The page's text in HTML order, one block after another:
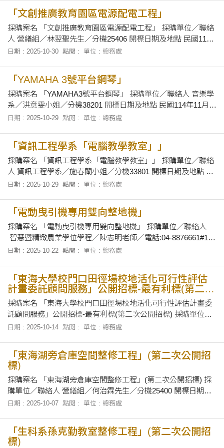
關文件。
「文創推廣教育園區電源配電工程」
採購案名 「文創推廣教育園區電源配電工程」 採購單位／聯絡
人 營繕組／林翌聖先生／分機25406 開標日期及地點 民國114
年11月7日上午10時30分正，在本校總務處會議室當眾開標。
標有關文件。
日期 : 2025-10-30 點閱 : 單位 : 總務處
「YAMAHA 3號平台鋼琴」
採購案名 「YAMAHA3號平台鋼琴」 採購單位／聯絡人 音樂學
系／洪意雯小姐／分機38201 開標日期及地點 民國114年11月7
日上午10時20分正，在本校總務處會議室當眾開標。 招標文件
系館M
日期 : 2025-10-29 點閱 : 單位 : 總務處
「資訊工程學系「電腦教學教室」」
採購案名 「資訊工程學系「電腦教學教室」」 採購單位／聯絡
人 資訊工程學系／施春蘭小姐／分機33801 開標日期及地點 民
國114年11月7日上午10時正，在本校總務處會議室當眾開標。
工程學系辦公
日期 : 2025-10-29 點閱 : 單位 : 總務處
「電動曳引機專用雙向整地機」
採購案名 「電動曳引機專用雙向整地機」 採購單位／聯絡人
智慧暨精緻農業學位學程／陳志明老師／電話:04-8876661#101
開標日期及地點 民國114年10月29日下午16時30分正，在本校
日期 : 2025-10-22 點閱 : 單位 : 總務處
「東海大學校門口田徑場校地活化可行性評估
計畫委託顧問服務」公開招標-最有利標(第二次
公開招標)
採購案名 「東海大學校門口田徑場校地活化可行性評估計畫委
託顧問服務」公開招標-最有利標(第二次公開招標) 採購單位／
聯絡人 總務處採資組／蕭雅菁小姐／電話:25502 開標日期及地
日期 : 2025-10-14 點閱 : 單位 : 總務處
「東海湖旁倉庫空間整修工程」(第二次公開招
標)
採購案名 「東海湖旁倉庫空間整修工程」(第二次公開招標) 採
購單位／聯絡人 營繕組／何治霖先生／分機25400 開標日期及
地點 114年10月21日上午9時00分，在本校第一會議室當眾開
日期 : 2025-10-07 點閱 : 單位 : 總務處
「生科系孫克勤教室整修工程」(第二次公開招
標)